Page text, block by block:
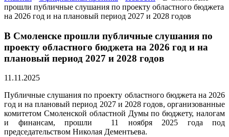
прошли публичные слушания по проекту областного бюджета
на 2026 год и на плановый период 2027 и 2028 годов
В Смоленске прошли публичные слушания по
проекту областного бюджета на 2026 год и на
плановый период 2027 и 2028 годов
11.11.2025
Публичные слушания по проекту областного бюджета на 2026
год и на плановый период 2027 и 2028 годов, организованные
комитетом Смоленской областной Думы по бюджету, налогам
и финансам, прошли
11 ноября 2025 года под
председательством Николая Дементьева.